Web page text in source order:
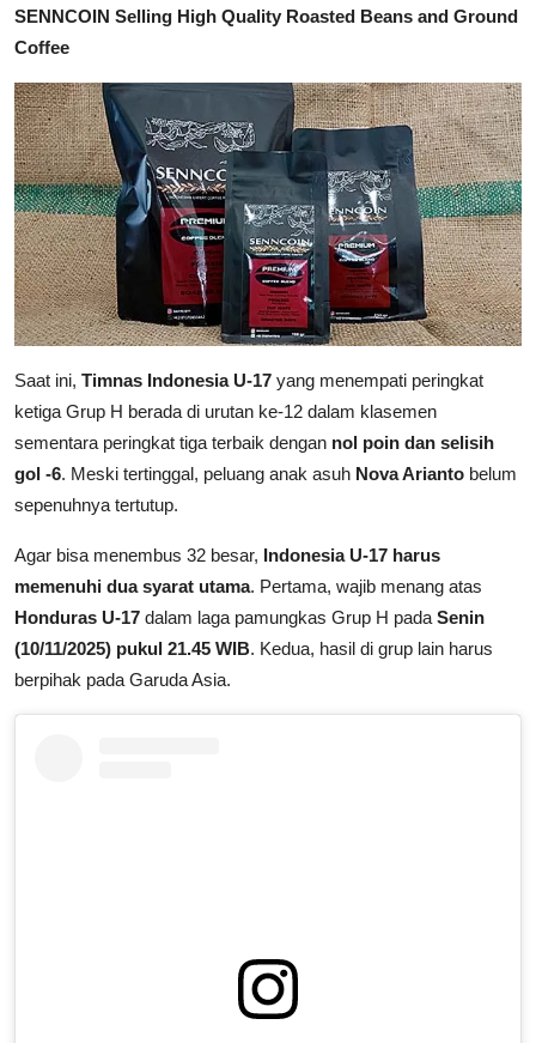
SENNCOIN Selling High Quality Roasted Beans and Ground
Coffee
Saat ini, Timnas Indonesia U-17 yang menempati peringkat
ketiga Grup H berada di urutan ke-12 dalam klasemen
sementara peringkat tiga terbaik dengan nol poin dan selisih
gol -6. Meski tertinggal, peluang anak asuh Nova Arianto belum
sepenuhnya tertutup.
Agar bisa menembus 32 besar, Indonesia U-17 harus
memenuhi dua syarat utama. Pertama, wajib menang atas
Honduras U-17 dalam laga pamungkas Grup H pada Senin
(10/11/2025) pukul 21.45 WIB. Kedua, hasil di grup lain harus
berpihak pada Garuda Asia.